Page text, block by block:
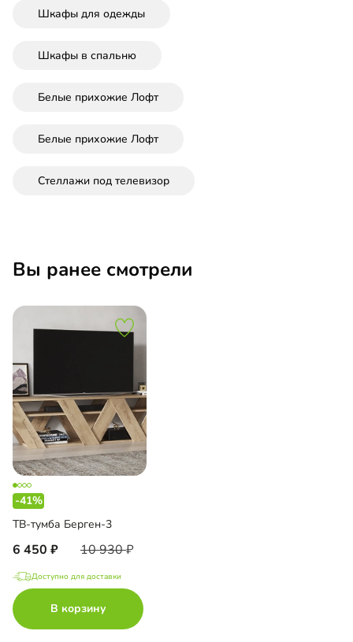
Шкафы для одежды
Шкафы в спальню
Белые прихожие Лофт
Белые прихожие Лофт
Стеллажи под телевизор
Вы ранее смотрели
-41%
ТВ-тумба Берген-3
6 450 10 930
Доступно для доставки
В корзину